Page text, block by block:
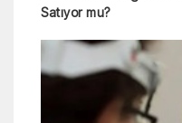
Satıyor mu?